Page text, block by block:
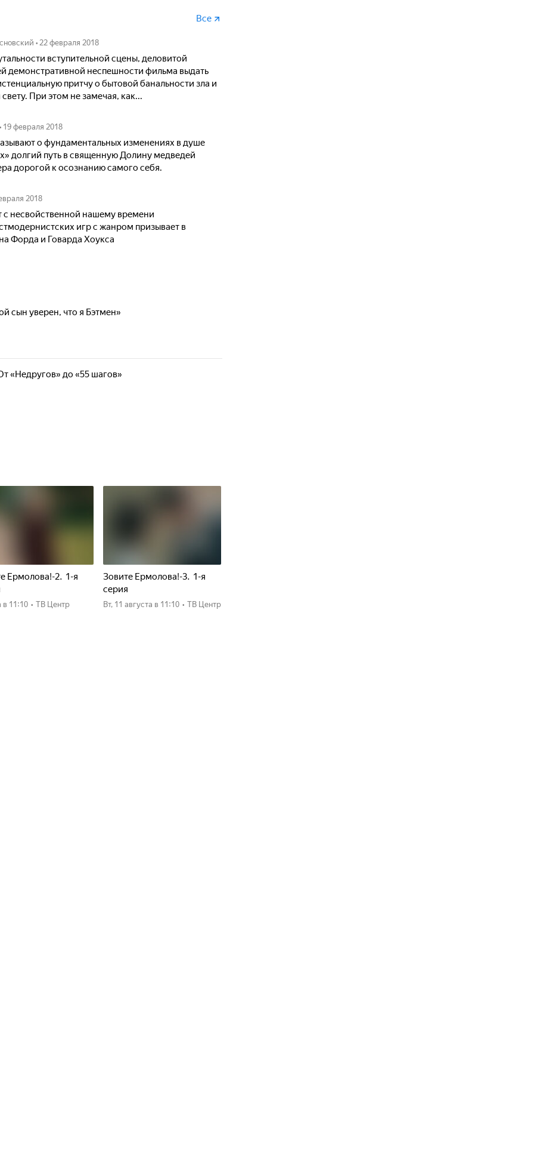
Все
• 22 февраля 2018
вступительной сцены, деловитой
демонстративной неспешности фильма выдать
притчу о бытовой банальности зла и
При этом не замечая, как...
• 19 февраля 2018
о фундаментальных изменениях в душе
долгий путь в священную Долину медведей
дорогой к осознанию самого себя.
2018
с несвойственной нашему времени
игр с жанром призывает в
Форда и Говарда Хоукса
сын уверен, что я Бэтмен»
«Недругов» до «55 шагов»
Ермолова!-2. 1-я
в 11:10 • ТВ Центр
Зовите Ермолова!-3. 1-я
серия
вт, 11 августа в 11:10 • ТВ Центр